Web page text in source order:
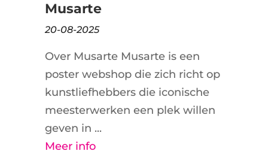
Musarte
20-08-2025
Over Musarte Musarte is een
poster webshop die zich richt op
kunstliefhebbers die iconische
meesterwerken een plek willen
geven in ...
Meer info